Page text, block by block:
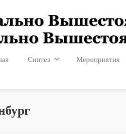
Синтез Мероприятия